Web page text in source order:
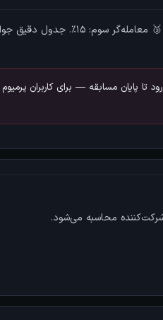
و بر اساس نمونه‌ای مانند این توزیع می‌شوند: 🥇
تا پایان مسابقه — برای کاربران